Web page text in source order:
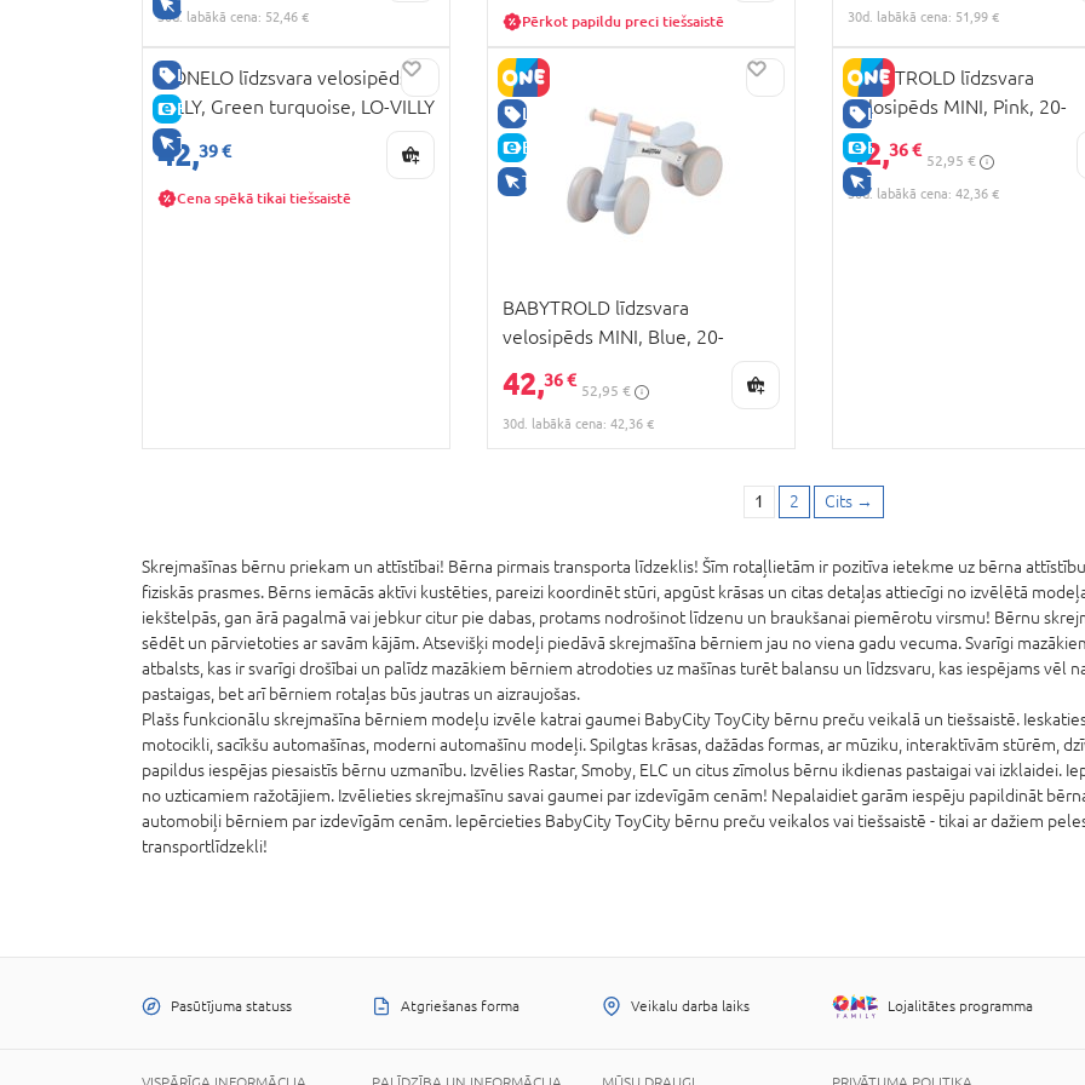
TIKAI TIEŠSAISTĒ
30d. labākā cena: 52,46 € Pērkot papildu preci tiešsaistē 30d. labākā cena: 51,99 €
LABA CENA
E-CENA
TIKAI TIEŠSAISTĒ
LIONELO līdzsvara velosipēds
VILLY, Green turquoise, LO-VILLY
42,39 €
Cena spēkā tikai tiešsaistē
LABA CENA
E-CENA
TIKAI TIEŠSAISTĒ
BABYTROLD līdzsvara
velosipēds MINI, Blue, 20-
42,36 €
52,95 €
30d. labākā cena: 42,36 €
LABA CENA
E-CENA
TIKAI TIEŠSAISTĒ
BABYTROLD līdzsvara
velosipēds MINI, Pink, 20-
33MINI-PI
42,36 €
52,95 €
30d. labākā cena: 42,36 €
1 2 Cits →
Skrejmašīnas bērnu priekam un attīstībai! Bērna pirmais transporta līdzeklis! Šīm rotaļlietām ir pozitīva ietekme uz bērna
fiziskās prasmes. Bērns iemācās aktīvi kustēties, pareizi koordinēt stūri, apgūst krāsas un citas detaļas attiecīgi no izvēlētā
iekštelpās, gan ārā pagalmā vai jebkur citur pie dabas, protams nodrošinot līdzenu un braukšanai piemērotu virsmu! Bērnu
sēdēt un pārvietoties ar savām kājām. Atsevišķi modeļi piedāvā skrejmašīna bērniem jau no viena gadu vecuma. Svarīgi
atbalsts, kas ir svarīgi drošībai un palīdz mazākiem bērniem atrodoties uz mašīnas turēt balansu un līdzsvaru, kas iespējams vēl
pastaigas, bet arī bērniem rotaļas būs jautras un aizraujošas.
Plašs funkcionālu skrejmašīna bērniem modeļu izvēle katrai gaumei BabyCity ToyCity bērnu preču veikalā un tiešsaistē.
motocikli, sacīkšu automašīnas, moderni automašīnu modeļi. Spilgtas krāsas, dažādas formas, ar mūziku, interaktīvām stūrēm,
papildus iespējas piesaistīs bērnu uzmanību. Izvēlies Rastar, Smoby, ELC un citus zīmolus bērnu ikdienas pastaigai vai izklaidei.
no uzticamiem ražotājiem. Izvēlieties skrejmašīnu savai gaumei par izdevīgām cenām! Nepalaidiet garām iespēju papildināt
automobiļi bērniem par izdevīgām cenām. Iepērcieties BabyCity ToyCity bērnu preču veikalos vai tiešsaistē - tikai ar dažiem
transportlīdzekli!
Pasūtījuma statuss Atgriešanas forma Veikalu darba laiks Lojalitātes programma